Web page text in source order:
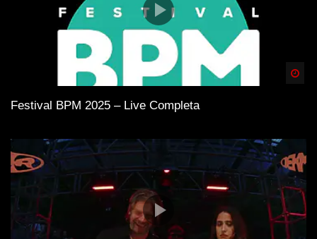
Festival BPM 2025 – Live Completa